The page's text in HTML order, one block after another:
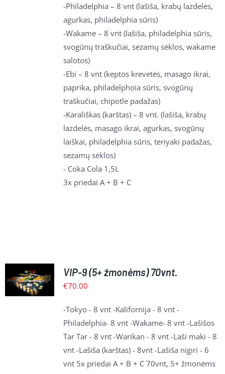
-Philadelphia – 8 vnt (lašiša, krabų lazdelės,
agurkas, philadelphia sūris)
-Wakame – 8 vnt (lašiša, philadelphia sūris,
svogūnų traškučiai, sezamų sėklos, wakame
salotos)
-Ebi – 8 vnt (keptos krevetės, masago ikrai,
paprika, philadelphoia sūris, svogūnų
traškučiai, chipotle padažas)
-Karališkas (karštas) – 8 vnt. (lašiša, krabų
lazdelės, masago ikrai, agurkas, svogūnų
laiškai, philadelphia sūris, teriyaki padažas,
sezamų sėklos)
- Coka Cola 1,5L
3x priedai A + B + C
Į
KREPŠELĮ
/
PLAČIAU
VIP-9 (5+ žmonėms) 70vnt.
€70.00
-Tokyo - 8 vnt -Kalifornija - 8 vnt -
Philadelphia- 8 vnt -Wakame- 8 vnt -Lašišos
Tar Tar - 8 vnt -Warikan - 8 vnt -Laši maki - 8
vnt -Lašiša (karštas) - 8vnt -Lašiša nigiri - 6
vnt 5x priedai A + B + C 70vnt, 5+ žmonėms